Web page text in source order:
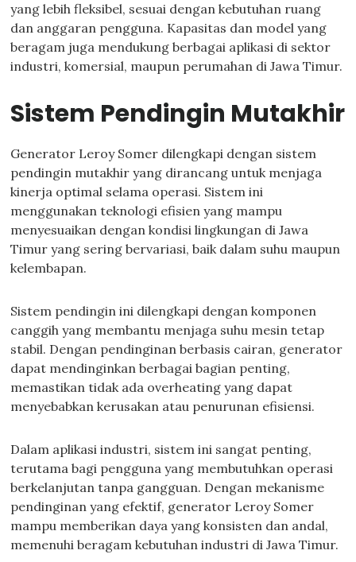
yang lebih fleksibel, sesuai dengan kebutuhan ruang
dan anggaran pengguna. Kapasitas dan model yang
beragam juga mendukung berbagai aplikasi di sektor
industri, komersial, maupun perumahan di Jawa Timur.
Sistem Pendingin Mutakhir
Generator Leroy Somer dilengkapi dengan sistem
pendingin mutakhir yang dirancang untuk menjaga
kinerja optimal selama operasi. Sistem ini
menggunakan teknologi efisien yang mampu
menyesuaikan dengan kondisi lingkungan di Jawa
Timur yang sering bervariasi, baik dalam suhu maupun
kelembapan.
Sistem pendingin ini dilengkapi dengan komponen
canggih yang membantu menjaga suhu mesin tetap
stabil. Dengan pendinginan berbasis cairan, generator
dapat mendinginkan berbagai bagian penting,
memastikan tidak ada overheating yang dapat
menyebabkan kerusakan atau penurunan efisiensi.
Dalam aplikasi industri, sistem ini sangat penting,
terutama bagi pengguna yang membutuhkan operasi
berkelanjutan tanpa gangguan. Dengan mekanisme
pendinginan yang efektif, generator Leroy Somer
mampu memberikan daya yang konsisten dan andal,
memenuhi beragam kebutuhan industri di Jawa Timur.